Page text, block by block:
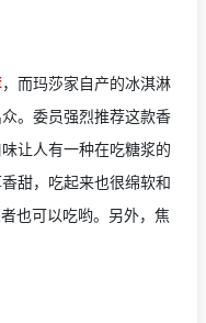
，而玛莎家自产的冰淇淋
。委员强烈推荐这款香
让人有一种在吃糖浆的
甜，吃起来也很绵软和
也可以吃哟。另外，焦